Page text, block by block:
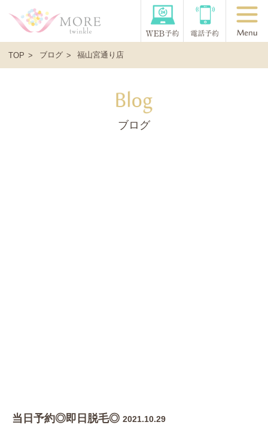
TOP ブログ 福山宮通り店
ブログ
当日予約◎即日脱毛◎ 2021.10.29